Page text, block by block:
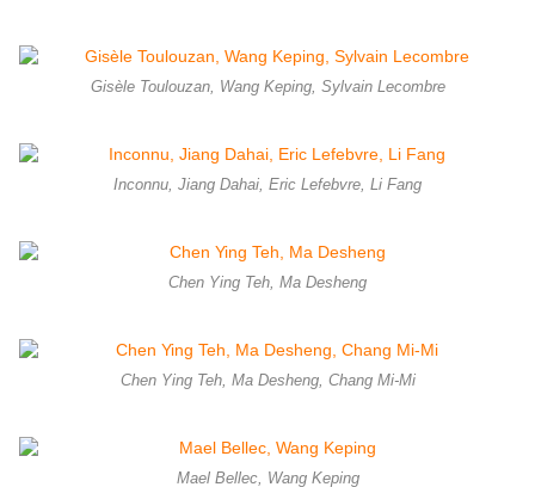
Gisèle Toulouzan, Wang Keping, Sylvain Lecombre
Inconnu, Jiang Dahai, Eric Lefebvre, Li Fang
Chen Ying Teh, Ma Desheng
Chen Ying Teh, Ma Desheng, Chang Mi-Mi
Mael Bellec, Wang Keping